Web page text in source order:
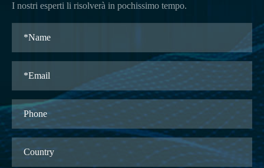
I nostri esperti li risolverà in pochissimo tempo.